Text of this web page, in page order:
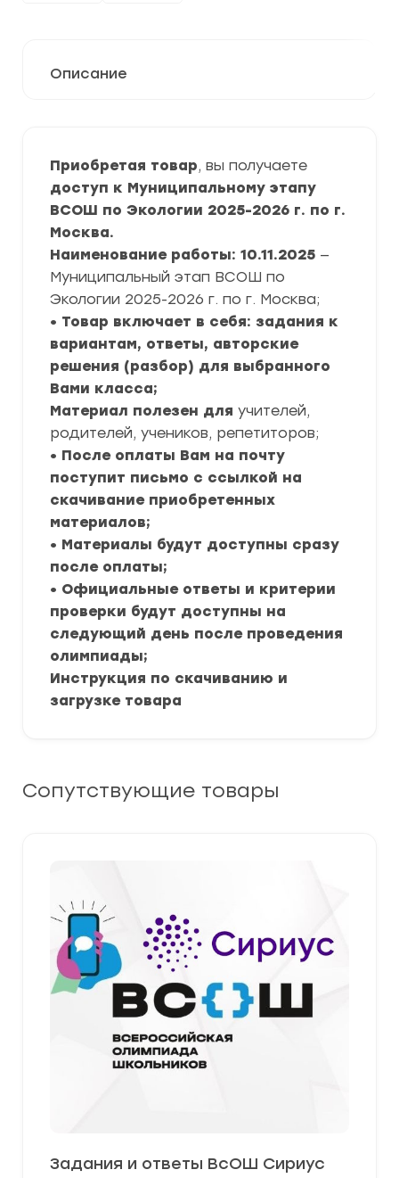
Описание
Приобретая товар, вы получаете
доступ к Муниципальному этапу
ВСОШ по Экологии 2025-2026 г. по г.
Москва.
Наименование работы: 10.11.2025 —
Муниципальный этап ВСОШ по
Экологии 2025-2026 г. по г. Москва;
• Товар включает в себя: задания к
вариантам, ответы, авторские
решения (разбор) для выбранного
Вами класса;
Материал полезен для учителей,
родителей, учеников, репетиторов;
• После оплаты Вам на почту
поступит письмо с ссылкой на
скачивание приобретенных
материалов;
• Материалы будут доступны сразу
после оплаты;
• Официальные ответы и критерии
проверки будут доступны на
следующий день после проведения
олимпиады;
Инструкция по скачиванию и
загрузке товара
Сопутствующие товары
Задания и ответы ВсОШ Сириус